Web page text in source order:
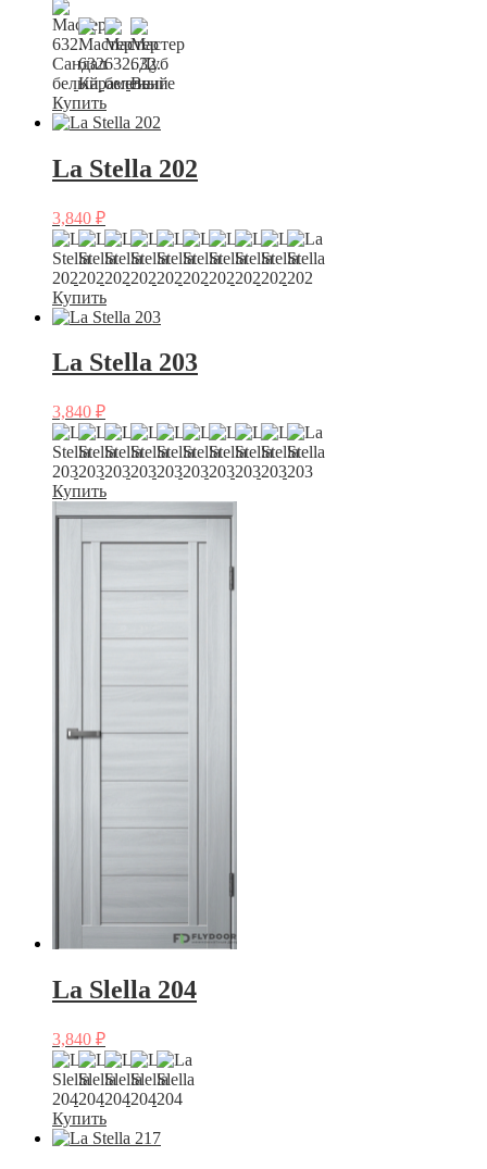
Купить
La Stella 202
3,840 ₽
Купить
La Stella 203
3,840 ₽
Купить
La Slella 204
3,840 ₽
Купить